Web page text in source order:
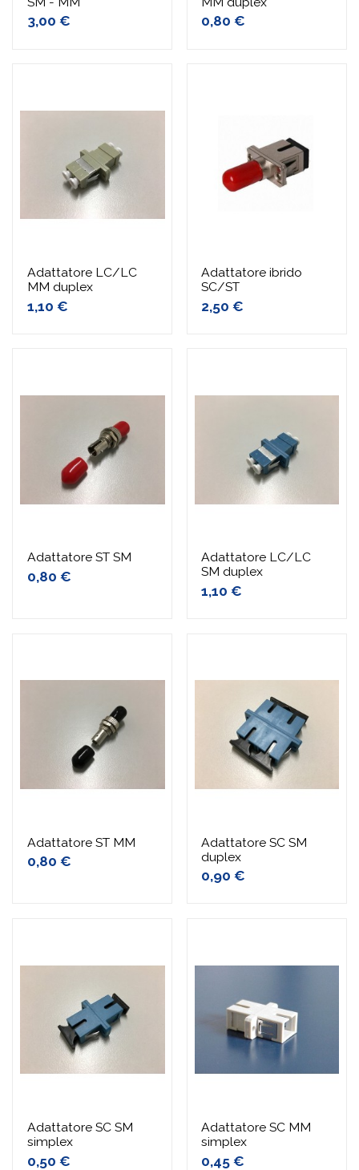
3,00 € 0,80 €
Adattatore LC/LC
MM duplex
1,10 €
Adattatore ibrido
SC/ST
2,50 €
Adattatore ST SM
0,80 €
Adattatore LC/LC
SM duplex
1,10 €
Adattatore ST MM
0,80 €
Adattatore SC SM
duplex
0,90 €
Adattatore SC SM
simplex
0,50 €
Adattatore SC MM
simplex
0,45 €